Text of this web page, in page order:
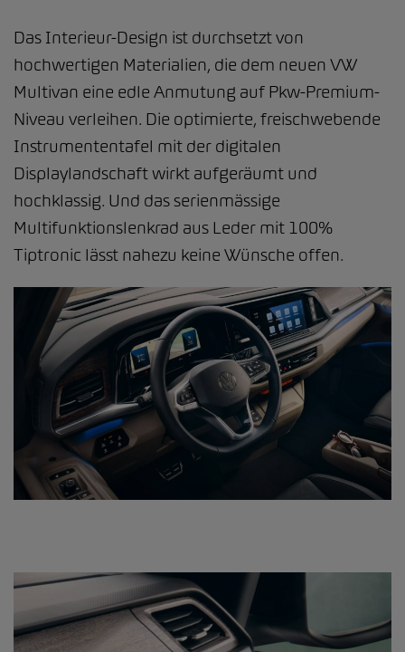
Das Interieur-Design ist durchsetzt von
hochwertigen Materialien, die dem neuen VW
Multivan eine edle Anmutung auf Pkw-Premium-
Niveau verleihen. Die optimierte, freischwebende
Instrumententafel mit der digitalen
Displaylandschaft wirkt aufgeräumt und
hochklassig. Und das serienmässige
Multifunktionslenkrad aus Leder mit 100%
Tiptronic lässt nahezu keine Wünsche offen.